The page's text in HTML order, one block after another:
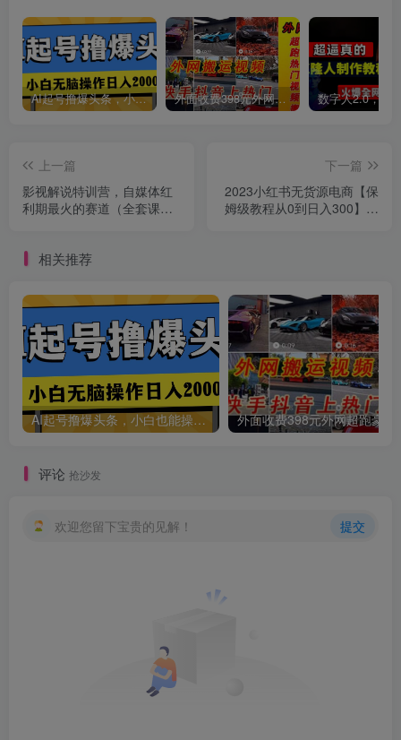
AI起号撸爆头条，小白也能操作，日入2000+ 外面收费398元外网超跑豪车汽车视频搬运至快手抖音上热门项目
上一篇
影视解说特训营，自媒体红
利期最火的赛道（全套课程-
下一篇
2023小红书无货源电商【保
姆级教程从0到日入300】爆
相关推荐
AI起号撸爆头条，小白也能操作，日入2000+
评论 抢沙发
欢迎您留下宝贵的见解！ 提交